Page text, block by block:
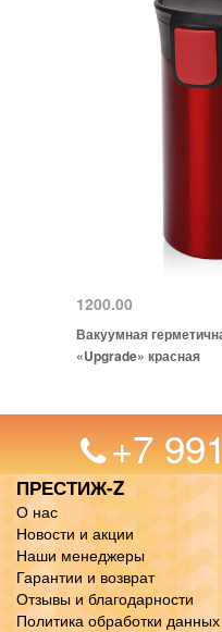
1200.00
Вакуумная
«Upgrade» красная
+7
ПРЕСТИЖ-Z
О нас
Новости и акции
Наши менеджеры
Гарантии и возврат
Отзывы и благодарности
Политика обработки данных